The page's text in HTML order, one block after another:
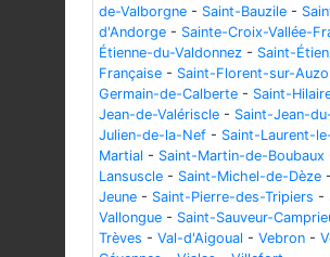
de-Valborgne - Saint-Bauzile -
d'Andorge - Sainte-Croix-Vallée-
Étienne-du-Valdonnez - Saint-
Française - Saint-Florent-sur-
Germain-de-Calberte - Saint-
Jean-de-Valériscle - Saint-Jean-
Julien-de-la-Nef - Saint-Laurent-
Martial - Saint-Martin-de-Boubaux
Lansuscle - Saint-Michel-de-Dèze -
Jeune - Saint-Pierre-des-Tripiers -
Vallongue - Saint-Sauveur-
Trèves - Val-d'Aigoual - Vebron -